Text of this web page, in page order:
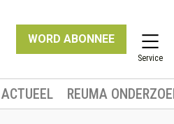
WORD ABONNEE
Service
ACTUEEL REUMA